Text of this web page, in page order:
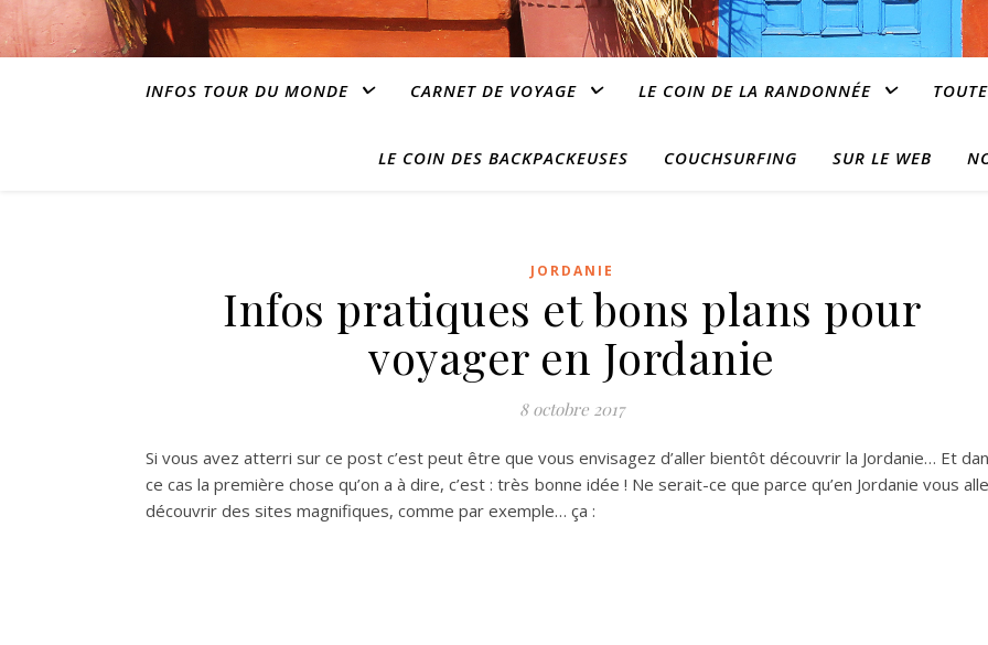
INFOS TOUR DU MONDE CARNET DE VOYAGE LE COIN DE LA RANDONNÉE
LE COIN DES BACKPACKEUSES COUCHSURFING SUR LE WEB
JORDANIE
Infos pratiques et bons plans pour
voyager en Jordanie
8 octobre 2017
Si vous avez atterri sur ce post c’est peut être que vous envisagez d’aller bientôt découvrir la Jordanie… Et
ce cas la première chose qu’on a à dire, c’est : très bonne idée ! Ne serait-ce que parce qu’en Jordanie vous
découvrir des sites magnifiques, comme par exemple… ça :